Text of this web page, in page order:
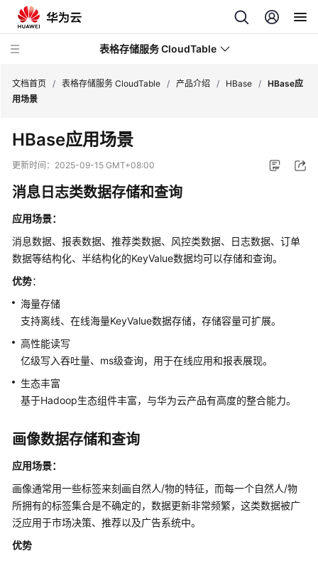
表格存储服务 CloudTable
新
动
务
公
告
产
品
介
图
解
CloudTable
务
什
是
CloudTable
文档首页 / 表格存储服务 CloudTable / 产品介绍 / HBase / HBase应
用场景
HBase应用场景
更新时间： 2025-09-15 GMT+08:00
消息日志类数据存储和查询
应用场景：
消息数据、报表数据、推荐类数据、风控类数据、日志数据、订单
数据等结构化、半结构化的KeyValue数据均可以存储和查询。
优势：
海量存储
支持离线、在线海量KeyValue数据存储，存储容量可扩展。
高性能读写
亿级写入吞吐量、ms级查询，用于在线应用和报表展现。
生态丰富
基于Hadoop生态组件丰富，与华为云产品有高度的整合能力。
画像数据存储和查询
应用场景：
画像通常用一些标签来刻画自然人/物的特征，而每一个自然人/物
所拥有的标签集合是不确定的，数据更新非常频繁，这类数据被广
泛应用于市场决策、推荐以及广告系统中。
优势